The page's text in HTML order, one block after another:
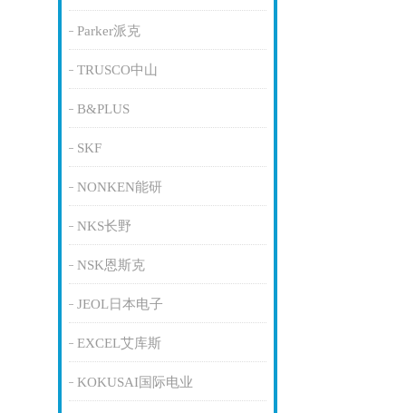
Parker派克
TRUSCO中山
B&PLUS
SKF
NONKEN能研
NKS长野
NSK恩斯克
JEOL日本电子
EXCEL艾库斯
KOKUSAI国际电业